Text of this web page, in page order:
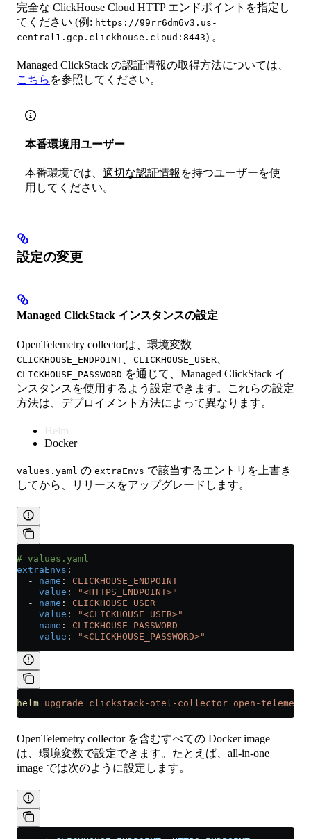
完全な ClickHouse Cloud HTTP エンドポイントを指定し
てください (例: https://99rr6dm6v3.us-
central1.gcp.clickhouse.cloud:8443) 。
Managed ClickStack の認証情報の取得方法については、
こちら を参照してください。
本番環境用ユーザー
本番環境では、 適切な認証情報 を持つユーザーを使
用してください。
設定の変更
Managed ClickStack インスタンスの設定
OpenTelemetry collectorは、環境変数
CLICKHOUSE_ENDPOINT CLICKHOUSE_USER
CLICKHOUSE_PASSWORD を通じて、Managed ClickStack イ
ンスタンスを使用するよう設定できます。これらの設定
方法は、デプロイメント方法によって異なります。
Helm
Docker
values.yaml の extraEnvs で該当するエントリを上書き
してから、リリースをアップグレードします。
# values.yaml
extraEnvs :
  -
name : CLICKHOUSE_ENDPOINT
    value
:
"<HTTPS_ENDPOINT>"
  -
name : CLICKHOUSE_USER
    value
:
"<CLICKHOUSE_USER>"
  -
name : CLICKHOUSE_PASSWORD
    value
: "<CLICKHOUSE_PASSWORD>"
helm upgrade clickstack-otel-collector open-
OpenTelemetry collector を含むすべての Docker image
は、環境変数で設定できます。たとえば、all-in-one
image では次のように設定します。